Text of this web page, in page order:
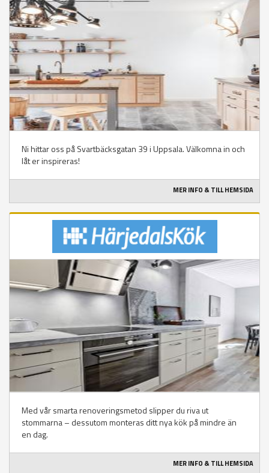
Ni hittar oss på Svartbäcksgatan 39 i Uppsala. Välkomna in och
låt er inspireras!
MER INFO & TILL HEMSIDA
Med vår smarta renoveringsmetod slipper du riva ut
stommarna – dessutom monteras ditt nya kök på mindre än
en dag.
MER INFO & TILL HEMSIDA